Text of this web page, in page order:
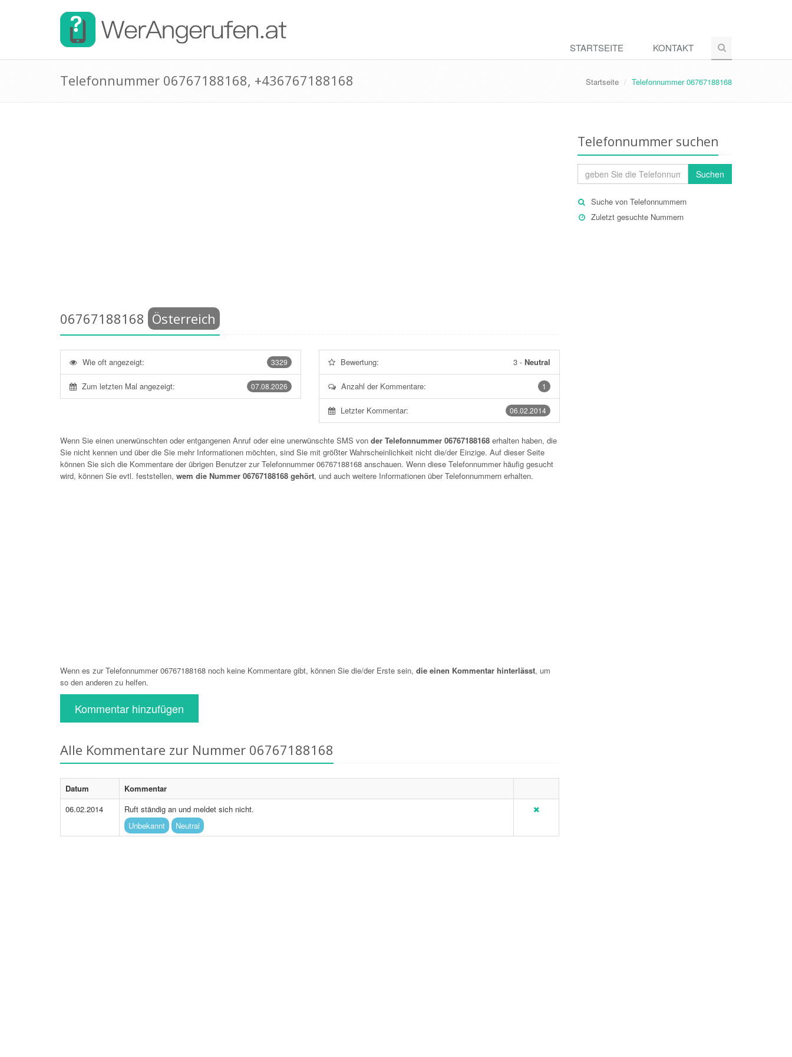
STARTSEITE KONTAKT
Telefonnummer 06767188168, +436767188168 Startseite Telefonnummer 06767188168
06767188168 Österreich
3329
Wie oft angezeigt:
07.08.2026
Zum letzten Mal angezeigt:
Bewertung: 3- Neutral
1
Anzahl der Kommentare:
06.02.2014
Letzter Kommentar:
Wenn Sie einen unerwünschten oder entgangenen Anruf oder eine unerwünschte SMS von der Telefonnummer 06767188168 erhalten haben, die
Sie nicht kennen und über die Sie mehr Informationen möchten, sind Sie mit größter Wahrscheinlichkeit nicht die/der Einzige. Auf dieser Seite
können Sie sich die Kommentare der übrigen Benutzer zur Telefonnummer06767188168 anschauen. Wenn diese Telefonnummer häufig gesucht
wird, können Sie evtl. feststellen, wem die Nummer 06767188168 gehört, und auch weitere Informationen über Telefonnummern erhalten.
Wenn es zur Telefonnummer 06767188168 noch keine Kommentare gibt, können Sie die/der Erste sein, die einen Kommentar hinterlässt, um
so den anderen zu helfen.
Kommentar hinzufügen
Alle Kommentare zur Nummer 06767188168
Datum
Kommentar
06.02.2014
Ruft ständig an und meldet sich nicht.
Unbekannt
Neutral
Telefonnummer suchen
Suchen
Suche von Telefonnummern
Zuletzt gesuchte Nummern